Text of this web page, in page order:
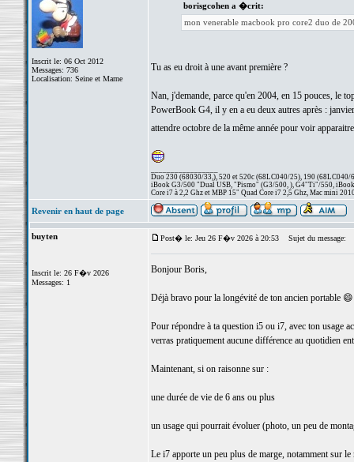
Inscrit le: 06 Oct 2012
Messages: 736
Localisation: Seine et Marne
borisgcohen a �crit:
mon venerable macbook pro core2 duo de
Tu as eu droit à une avant première ?
Nan, j'demande, parce qu'en 2004, en 15 pouces, le
PowerBook G4, il y en a eu deux autres après :
attendre octobre de la même année pour voir
Duo 230 (68030/33,), 520 et 520c (68LC040/25), 190 (68LC040/
iBook G3/500 "Dual USB, "Pismo" (G3/500, ), G4"Ti"/550,
Core i7 à 2,2 Ghz et MBP 15" Quad Core i7 2,5 Ghz, Mac mini
Revenir en haut de page
buyten
Inscrit le: 26 F�v 2026
Messages: 1
Post� le: Jeu 26 F�v 2026 à 20:53 Sujet du message:
Bonjour Boris,
Déjà bravo pour la longévité de ton ancien portable
Pour répondre à ta question i5 ou i7, avec ton usage
verras pratiquement aucune différence au quotidien
Maintenant, si on raisonne sur :
une durée de vie de 6 ans ou plus
un usage qui pourrait évoluer (photo, un peu de
Le i7 apporte un peu plus de marge, notamment sur